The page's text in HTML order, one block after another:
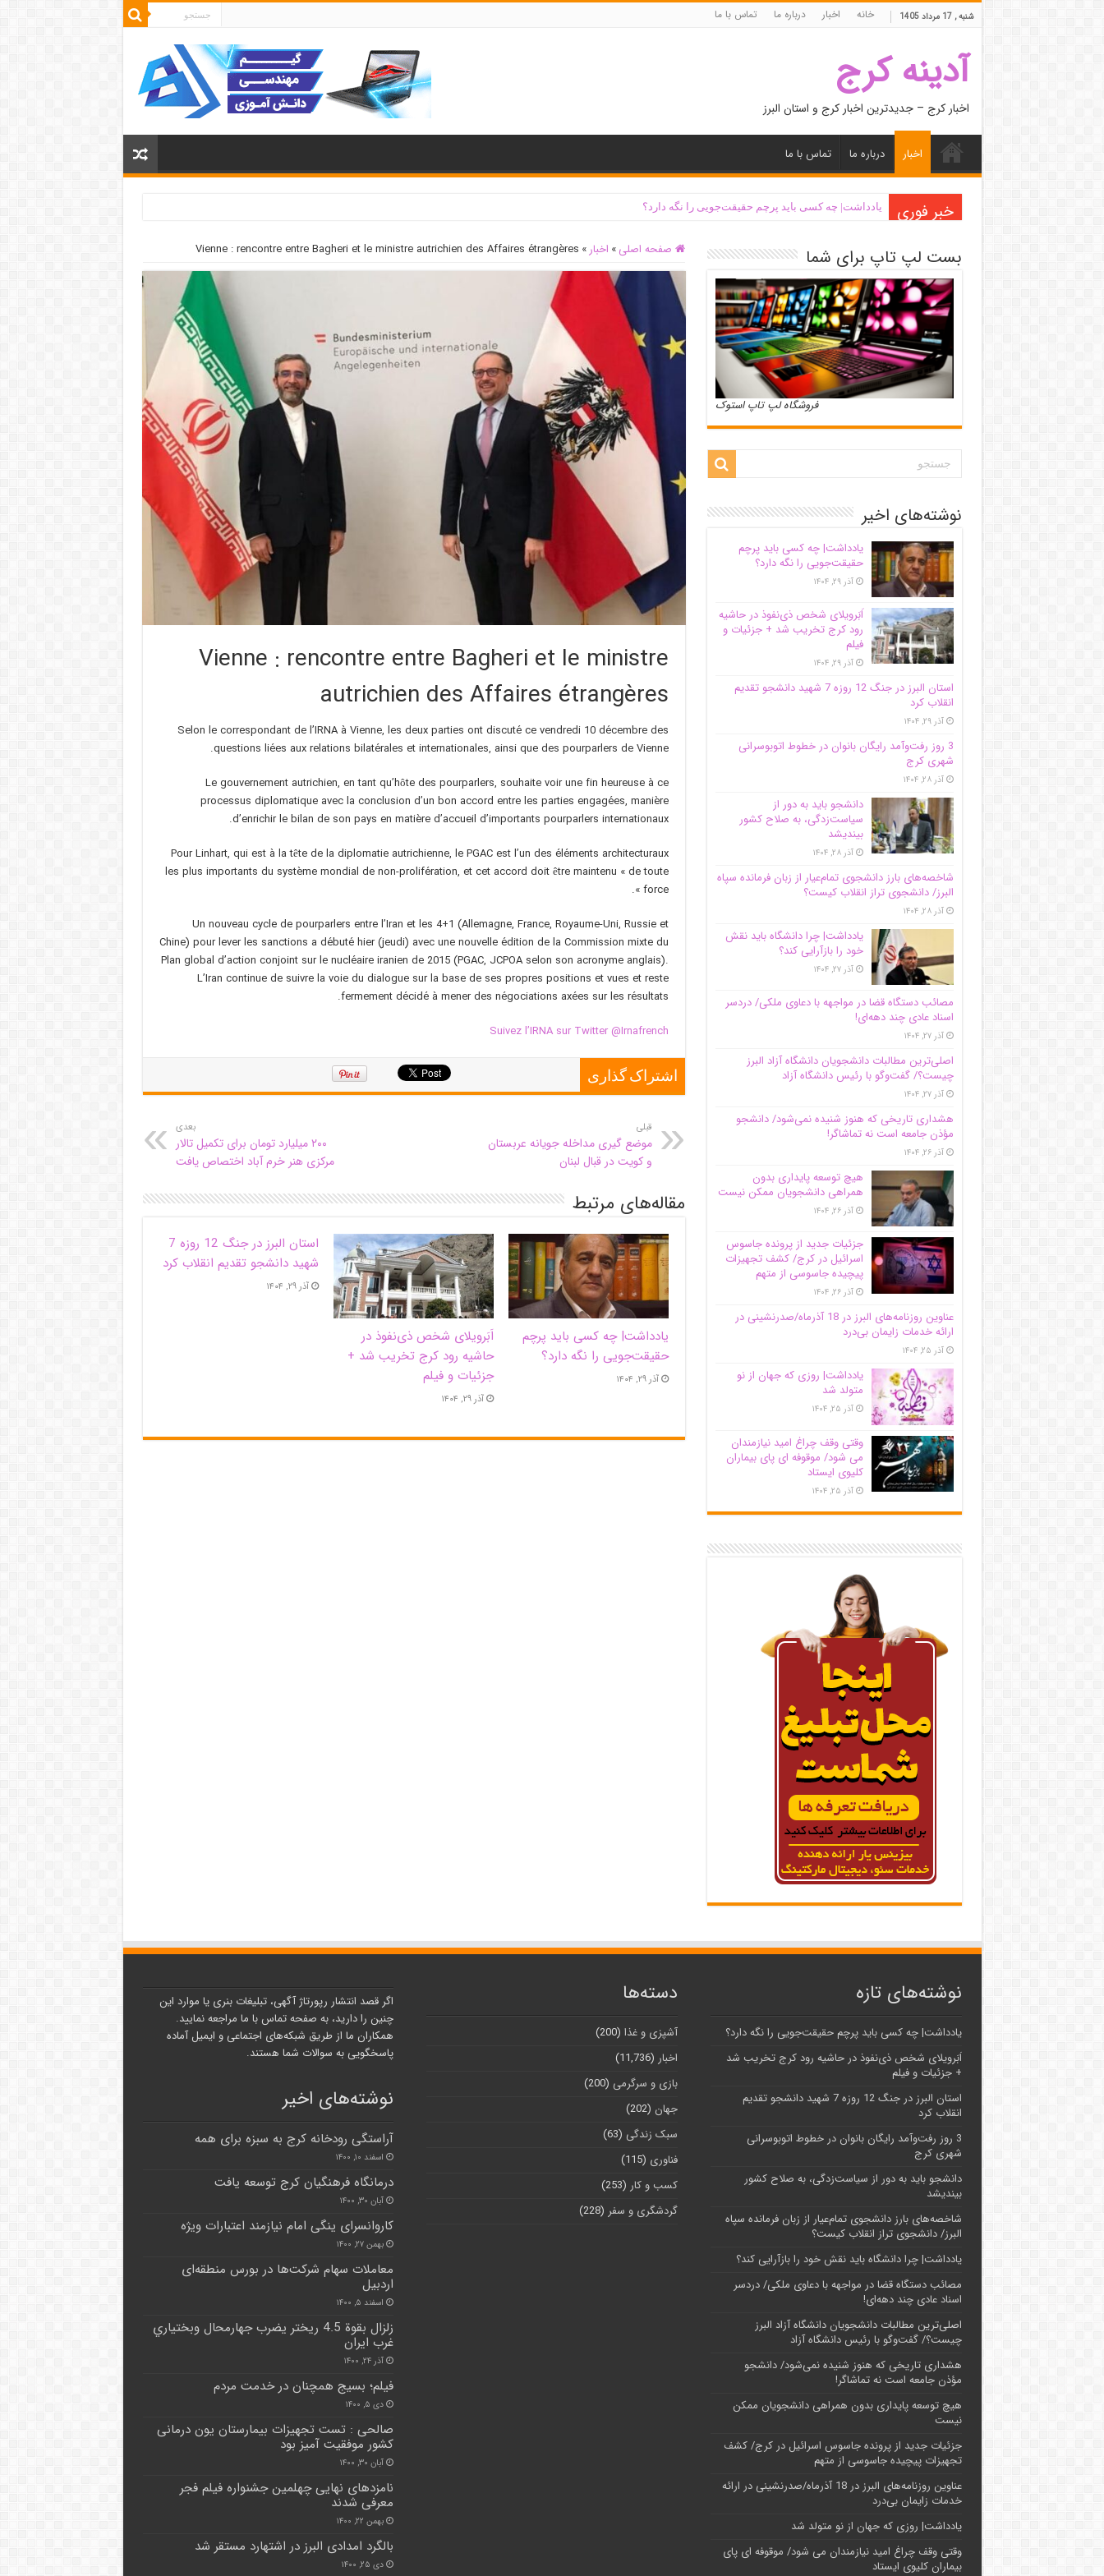
شنبه , 17 مرداد 1405 خانه اخبار درباره ما تماس با ما
آدینه کرج
اخبار کرج – جدیدترین اخبار کرج و استان البرز
اخبار درباره ما تماس با ما
خبر فوری یادداشت| ‌چه کسی باید پرچم حقیقت‌جویی را نگه دارد؟
صفحه اصلی » اخبار »
Vienne : rencontre entre Bagheri et le ministre autrichien des Affaires étrangères
Vienne : rencontre entre Bagheri et le ministre
autrichien des Affaires étrangères
Selon le correspondant de l’IRNA à Vienne, les deux parties ont discuté ce vendredi 10 décembre des
questions liées aux relations bilatérales et internationales, ainsi que des pourparlers de Vienne.
Le gouvernement autrichien, en tant qu’hôte des pourparlers, souhaite voir une fin heureuse à ce
processus diplomatique avec la conclusion d’un bon accord entre les parties engagées, manière
d’enrichir le bilan de son pays en matière d’accueil d’importants pourparlers internationaux.
Pour Linhart, qui est à la tête de la diplomatie autrichienne, le PGAC est l’un des éléments architecturaux
les plus importants du système mondial de non-prolifération, et cet accord doit être maintenu « de toute
force ».
Un nouveau cycle de pourparlers entre l’Iran et les 4+1 (Allemagne, France, Royaume-Uni, Russie et
Chine) pour lever les sanctions a débuté hier (jeudi) avec une nouvelle édition de la Commission mixte du
Plan global d’action conjoint sur le nucléaire iranien de 2015 (PGAC, JCPOA selon son acronyme anglais).
L’Iran continue de suivre la voie du dialogue sur la base de ses propres positions et vues et reste
fermement décidé à mener des négociations axées sur les résultats.
Suivez l’IRNA sur Twitter @Irnafrench
اشتراک گذاری
قبلی
موضع گیری مداخله جویانه عربستان
و کویت در قبال لبنان
بعدی
۲۰۰ میلیارد تومان برای تکمیل تالار
مرکزی هنر خرم آباد اختصاص یافت
مقاله‌های مرتبط
یادداشت| ‌چه کسی باید پرچم
حقیقت‌جویی را نگه دارد؟
آذر ۲۹, ۱۴۰۴
اَبَر‌ویلای شخص ذی‌نفوذ در
حاشیه‌ رود کرج تخریب شد +
جزئیات و فیلم
آذر ۲۹, ۱۴۰۴
استان البرز در جنگ 12 روزه 7
شهید دانشجو تقدیم انقلاب کرد
آذر ۲۹, ۱۴۰۴
بست لپ تاپ برای شما
فروشگاه لپ تاپ استوک
نوشته‌های اخیر
یادداشت| ‌چه کسی باید پرچم
حقیقت‌جویی را نگه دارد؟
آذر ۲۹, ۱۴۰۴
اَبَر‌ویلای شخص ذی‌نفوذ در حاشیه‌
رود کرج تخریب شد + جزئیات و
فیلم
آذر ۲۹, ۱۴۰۴
استان البرز در جنگ 12 روزه 7 شهید دانشجو تقدیم
انقلاب کرد
آذر ۲۹, ۱۴۰۴
3 روز رفت‌وآمد رایگان بانوان در خطوط اتوبوسرانی
شهری کرج
آذر ۲۸, ۱۴۰۴
دانشجو باید به دور از
سیاست‌زدگی، به صلاح کشور
بیندیشد
آذر ۲۸, ۱۴۰۴
شاخصه‌های بارز دانشجوی تمام‌عیار از زبان فرمانده سپاه
البرز/ دانشجوی تراز انقلاب کیست؟
آذر ۲۸, ۱۴۰۴
یادداشت| چرا دانشگاه باید نقش
خود را بازآرایی کند؟
آذر ۲۷, ۱۴۰۴
مصائب دستگاه قضا در مواجهه با دعاوی ملکی/ دردسر
اسناد عادی چند‌ دهه‌ای!
آذر ۲۷, ۱۴۰۴
اصلی‌ترین مطالبات دانشجویان دانشگاه آزاد البرز
چیست؟/ گفت‌وگو با رئیس دانشگاه آز‌اد
آذر ۲۷, ۱۴۰۴
هشداری تاریخی که هنوز شنیده نمی‌شود/ دانشجو
مؤذن جامعه است نه تماشاگر!
آذر ۲۶, ۱۴۰۴
هیچ توسعه پایداری بدون
همراهی دانشجویان ممکن نیست
آذر ۲۶, ۱۴۰۴
جزئیات جدید از پرونده جاسوس
اسرائیل در کرج/‌ کشف تجهیزات
پیچیده جاسوسی از متهم
آذر ۲۶, ۱۴۰۴
عناوین روزنامه‌های البرز در ‌18 آذرماه/صدرنشینی در
ارائه خدمات زایمان بی‌درد
آذر ۲۵, ۱۴۰۴
یادداشت| روزی که جهان از نو
متولد شد
آذر ۲۵, ۱۴۰۴
وقتی وقف چراغ امید نیازمندان
می شود/ موقوفه ای پای بیماران
کلیوی ایستاد
آذر ۲۵, ۱۴۰۴
نوشته‌های تازه
یادداشت| ‌چه کسی باید پرچم حقیقت‌جویی را نگه دارد؟
اَبَر‌ویلای شخص ذی‌نفوذ در حاشیه‌ رود کرج تخریب شد
+ جزئیات و فیلم
استان البرز در جنگ 12 روزه 7 شهید دانشجو تقدیم
انقلاب کرد
3 روز رفت‌وآمد رایگان بانوان در خطوط اتوبوسرانی
شهری کرج
دانشجو باید به دور از سیاست‌زدگی، به صلاح کشور
بیندیشد
شاخصه‌های بارز دانشجوی تمام‌عیار از زبان فرمانده سپاه
البرز/ دانشجوی تراز انقلاب کیست؟
یادداشت| چرا دانشگاه باید نقش خود را بازآرایی کند؟
مصائب دستگاه قضا در مواجهه با دعاوی ملکی/ دردسر
اسناد عادی چند‌ دهه‌ای!
اصلی‌ترین مطالبات دانشجویان دانشگاه آزاد البرز
چیست؟/ گفت‌وگو با رئیس دانشگاه آز‌اد
هشداری تاریخی که هنوز شنیده نمی‌شود/ دانشجو
مؤذن جامعه است نه تماشاگر!
هیچ توسعه پایداری بدون همراهی دانشجویان ممکن
نیست
جزئیات جدید از پرونده جاسوس اسرائیل در کرج/‌ کشف
تجهیزات پیچیده جاسوسی از متهم
عناوین روزنامه‌های البرز در ‌18 آذرماه/صدرنشینی در ارائه
خدمات زایمان بی‌درد
یادداشت| روزی که جهان از نو متولد شد
وقتی وقف چراغ امید نیازمندان می شود/ موقوفه ای پای
بیماران کلیوی ایستاد
دسته‌ها
آشپزی و غذا (200)
اخبار (11,736)
بازی و سرگرمی (200)
جهان (202)
سبک زندگی (63)
فناوری (115)
کسب و کار (253)
گردشگری و سفر (228)
اگر قصد انتشار رپورتاژ آگهی، تبلیغات بنری یا موارد این
چنین را دارید، به صفحه تماس با ما مراجعه نمایید.
همکاران ما از طریق شبکه‌های اجتماعی و ایمیل آماده
پاسخگویی به سوالات شما هستند.
نوشته‌های اخیر
آراستگی رودخانه کرج به سبزه برای همه
اسفند ۱۰, ۱۴۰۰
درمانگاه فرهنگیان کرج توسعه یافت
آبان ۳۰, ۱۴۰۰
کاروانسرای ینگی امام نیازمند اعتبارات ویژه
بهمن ۲۷, ۱۴۰۰
معاملات سهام شرکت‌ها در بورس منطقه‌ای
اردبیل
اسفند ۵, ۱۴۰۰
زلزال بقوة 4.5 ريختر يضرب جهارمحال وبختياري
غرب ايران
آذر ۲۴, ۱۴۰۰
فیلم؛ بسیج همچنان در خدمت مردم
دی ۵, ۱۴۰۰
صالحی : تست تجهیزات بیمارستان یون درمانی
کشور موفقیت آمیز بود
آبان ۳۰, ۱۴۰۰
نامزدهای نهایی چهلمین جشنواره فیلم فجر
معرفی شدند
بهمن ۲۲, ۱۴۰۰
بالگرد امدادی البرز در اشتهارد مستقر شد
دی ۲۵, ۱۴۰۰